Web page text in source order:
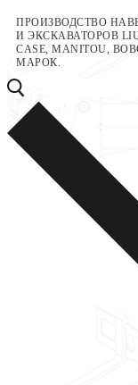
Перейти
содержимому
Меню
Закрыть
ПРОИЗВОДСТВО
И ЭКСКАВАТОРОВ
CASE, MANITOU,
МАРОК.